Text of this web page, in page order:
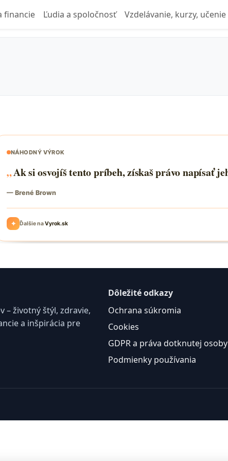
financie Ľudia a spoločnosť Vzdelávanie, kurzy, učenie
– životný štýl, zdravie,
a inšpirácia pre
Dôležité odkazy
Ochrana súkromia
Cookies
GDPR a práva dotknutej osoby
Podmienky používania